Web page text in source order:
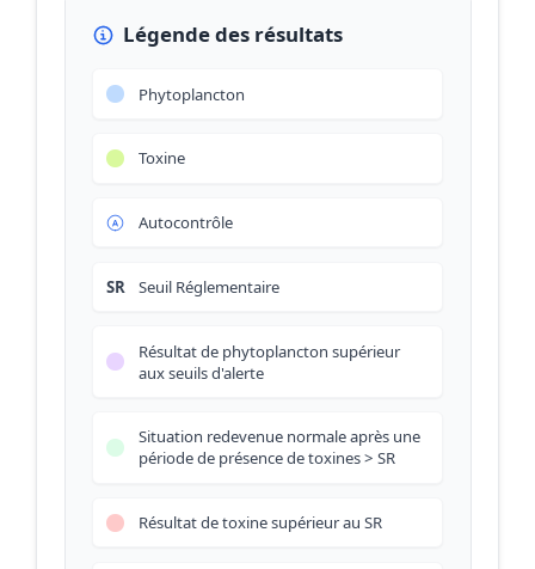
Légende des résultats
Phytoplancton
Toxine
Autocontrôle
SR Seuil Réglementaire
Résultat de phytoplancton supérieur
aux seuils d'alerte
Situation redevenue normale après une
période de présence de toxines > SR
Résultat de toxine supérieur au SR